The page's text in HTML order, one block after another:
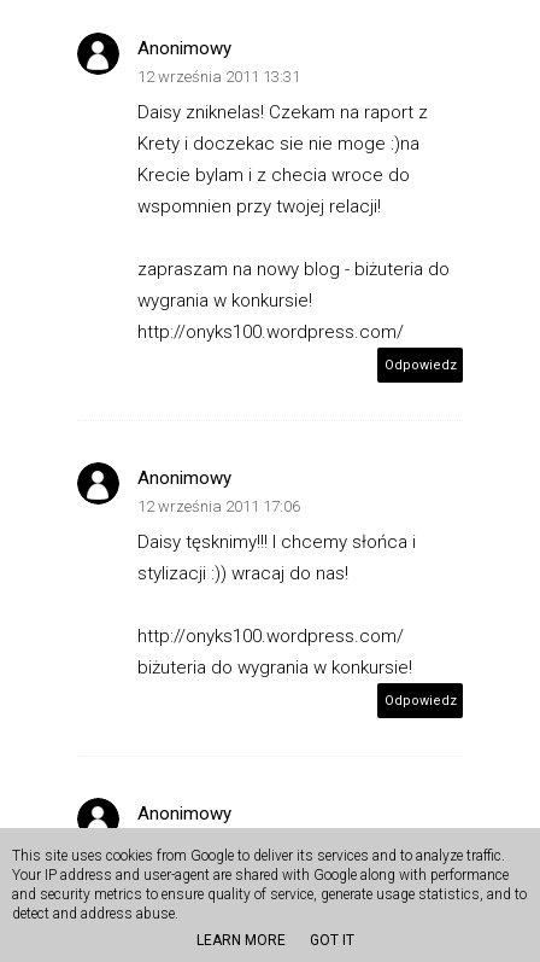
Anonimowy
12 września 2011 13:31
Daisy zniknelas! Czekam na raport z
Krety i doczekac sie nie moge :)na
Krecie bylam i z checia wroce do
wspomnien przy twojej relacji!
zapraszam na nowy blog - biżuteria do
wygrania w konkursie!
http://onyks100.wordpress.com/
Odpowiedz
Anonimowy
12 września 2011 17:06
Daisy tęsknimy!!! I chcemy słońca i
stylizacji :)) wracaj do nas!
http://onyks100.wordpress.com/
biżuteria do wygrania w konkursie!
Odpowiedz
Anonimowy
To jest wyspa, więc wszystkie
miejscowe kawiarenki i restauracje są
warte polecenia. Nie rób z siebie
This site uses cookies from Google to deliver its services and to analyze traffic.
Your IP address and user-agent are shared with Google along with performance
and security metrics to ensure quality of service, generate usage statistics, and to
detect and address abuse.
LEARN MORE
GOT IT